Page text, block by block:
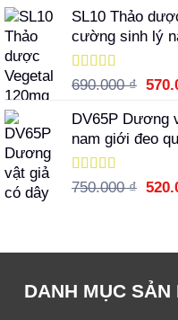
sao
là:
SL10 Thảo
cường sinh lý
Được xếp
sao
690.000₫ Giá
là:
DV65P Dương
nam giới đeo
Được xếp
750.000₫ Giá
DANH MỤC SẢN